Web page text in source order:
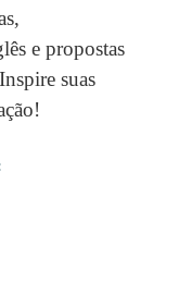
e propostas
suas